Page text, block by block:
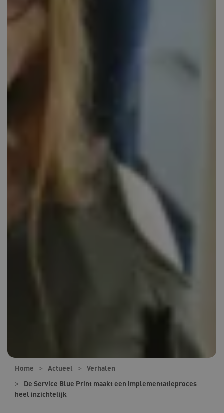
Home Actueel
Verhalen
De Service Blue Print maakt een implementatieproces
heel inzichtelijk